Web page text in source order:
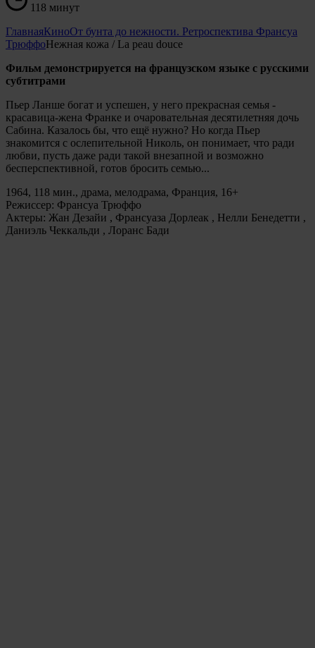
118 минут
ГлавнаяКиноОт бунта до нежности. Ретроспектива Франсуа
ТрюффоНежная кожа / La peau douce
Фильм демонстрируется на французском языке с русскими
субтитрами
Пьер Ланше богат и успешен, у него прекрасная семья -
красавица-жена Франке и очаровательная десятилетняя дочь
Сабина. Казалось бы, что ещё нужно? Но когда Пьер
знакомится с ослепительной Николь, он понимает, что ради
любви, пусть даже ради такой внезапной и возможно
бесперспективной, готов бросить семью...
1964, 118 мин., драма, мелодрама, Франция, 16+
Режиссер: Франсуа Трюффо
Актеры: Жан Дезайи , Франсуаза Дорлеак , Нелли Бенедетти ,
Даниэль Чеккальди , Лоранс Бади